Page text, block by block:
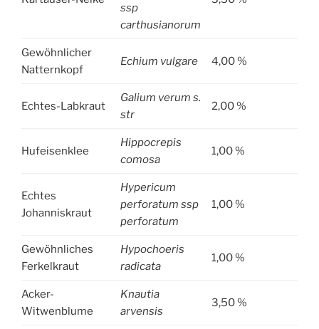
ssp
carthusianorum
Gewöhnlicher
Natternkopf
Echium vulgare 4,00 %
Echtes-Labkraut
Galium verum s.
str
2,00 %
Hufeisenklee
Hippocrepis
comosa
1,00 %
Echtes
Johanniskraut
Hypericum
perforatum ssp
perforatum
1,00 %
Gewöhnliches
Ferkelkraut
Hypochoeris
radicata
1,00 %
Acker-
Witwenblume
Knautia
arvensis
3,50 %